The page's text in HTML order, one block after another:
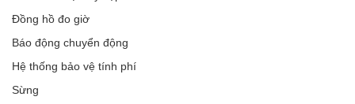
Đồng hồ đo giờ
Báo động chuyển động
Hệ thống bảo vệ tính phí
Sừng